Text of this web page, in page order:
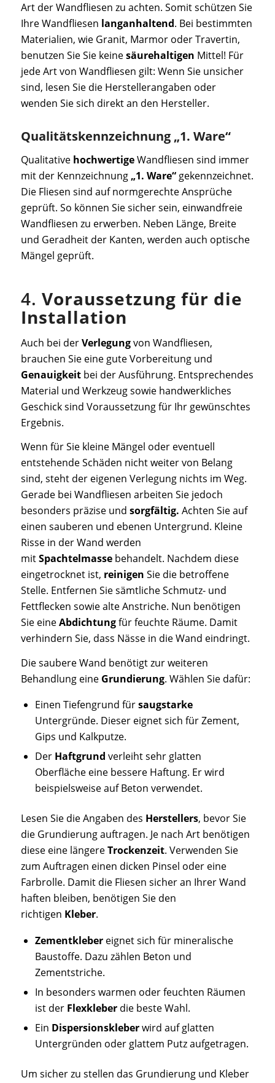
Art der Wandfliesen zu achten. Somit schützen Sie
Ihre Wandfliesen langanhaltend. Bei bestimmten
Materialien, wie Granit, Marmor oder Travertin,
benutzen Sie Sie keinesäurehaltigen Mittel! Für
jede Art von Wandfliesen gilt: Wenn Sie unsicher
sind, lesen Sie die Herstellerangaben oder
wenden Sie sich direkt an den Hersteller.
Qualitätskennzeichnung „1. Ware“
Qualitative hochwertigeWandfliesen sind immer
mit der Kennzeichnung„1. Ware“gekennzeichnet.
Die Fliesen sind auf normgerechte Ansprüche
geprüft. So können Sie sicher sein, einwandfreie
Wandfliesen zu erwerben. Neben Länge, Breite
und Geradheit der Kanten, werden auch optische
Mängel geprüft.
4. Voraussetzung für die
Installation
Auch bei derVerlegungvon Wandfliesen,
brauchen Sie eine gute Vorbereitung und
Genauigkeitbei der Ausführung. Entsprechendes
Material und Werkzeug sowie handwerkliches
Geschick sind Voraussetzung für Ihr gewünschtes
Ergebnis.
Wenn für Sie kleine Mängel oder eventuell
entstehende Schäden nicht weiter von Belang
sind, steht der eigenen Verlegung nichts im Weg.
Gerade bei Wandfliesen arbeiten Sie jedoch
besonders präzise und sorgfältig. Achten Sie auf
einen sauberen und ebenen Untergrund. Kleine
Risse in der Wand werden
mitSpachtelmassebehandelt. Nachdem diese
eingetrocknet ist, reinigen Sie die betroffene
Stelle. Entfernen Sie sämtliche Schmutz- und
Fettflecken sowie alte Anstriche. Nun benötigen
Sie eineAbdichtungfür feuchte Räume. Damit
verhindern Sie, dass Nässe in die Wand eindringt.
Die saubere Wand benötigt zur weiteren
Behandlung eine Grundierung. Wählen Sie dafür:
Einen Tiefengrund fürsaugstarke
Untergründe. Dieser eignet sich für Zement,
Gips und Kalkputze.
Der Haftgrund verleiht sehr glatten
Oberfläche eine bessere Haftung. Er wird
beispielsweise auf Beton verwendet.
Lesen Sie die Angaben des Herstellers, bevor Sie
die Grundierung auftragen. Je nach Art benötigen
diese eine längereTrockenzeit. Verwenden Sie
zum Auftragen einen dicken Pinsel oder eine
Farbrolle. Damit die Fliesen sicher an Ihrer Wand
haften bleiben, benötigen Sie den
richtigen Kleber.
Zementklebereignet sich für mineralische
Baustoffe. Dazu zählen Beton und
Zementstriche.
In besonders warmen oder feuchten Räumen
ist der Flexkleberdie beste Wahl.
Ein Dispersionskleberwird auf glatten
Untergründen oder glattem Putz aufgetragen.
Um sicher zu stellen das Grundierung und Kleber